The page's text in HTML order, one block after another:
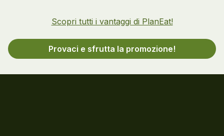
Scopri tutti i vantaggi di PlanEat!
Provaci e sfrutta la promozione!